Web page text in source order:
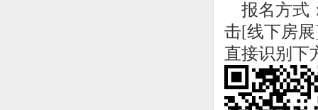
报名方式
击[线下房
直接识别下